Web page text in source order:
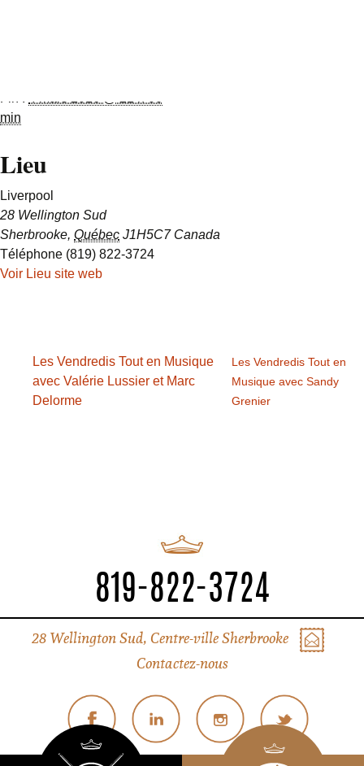
min
Lieu
Liverpool
28 Wellington Sud
Sherbrooke, Québec J1H5C7 Canada
Téléphone (819) 822-3724
Voir Lieu site web
Les Vendredis Tout en Musique
avec Valérie Lussier et Marc
Delorme
Les Vendredis Tout en
Musique avec Sandy
Grenier
819-822-3724
28 Wellington Sud, Centre-ville Sherbrooke
Contactez-nous